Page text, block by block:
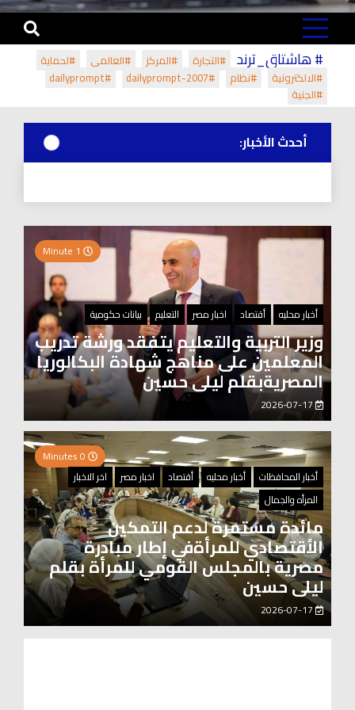
# هاشتاق_ترند #التجارة #المركز #العالمي
#لحماية
#الالكترونية
#نظام #dailyprompt-2007
#dailyprompt
#الجنية
أحدث الأخبار:
أخبار محليه أقتصاد اخبار مصر التعليم بيانات حكومية
وزير التربية والتعليم يتفقد ورشة تدريب
المعلمين على مناهج شهادة البكالوريا
المصريةبقلم ليلى حسين
أخبار المحافظات
أخبار محليه أقتصاد اخبار مصر
اخر الاخبار
المرأه والجمال
مائدة مستمرة لدعم التمكين
الأقتصادي للمرأةفي إطار مبادرة
مصرية بالمجلس القومي للمرأة بقلم
ليلى حسين
2026-07-17